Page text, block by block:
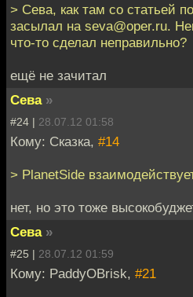
> Сева, как там со статьей
засылал на seva@oper.ru.
что-то сделал неправильно?
ещё не зачитал
Сева »
#24 | 28.07.12 01:58
Кому: Сказка, #14
> PlanetSide
нет, но это тоже
Сева »
#25 | 28.07.12 01:59
Кому: PaddyOBrisk, #21